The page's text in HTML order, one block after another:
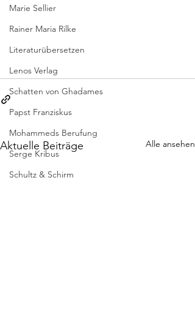
Marie Sellier
Rainer Maria Rilke
Literaturübersetzen
Lenos Verlag
Schatten von Ghadames
Papst Franziskus
Mohammeds Berufung
Serge Kribus
Schultz & Schirm
Aktuelle Beiträge Alle ansehen